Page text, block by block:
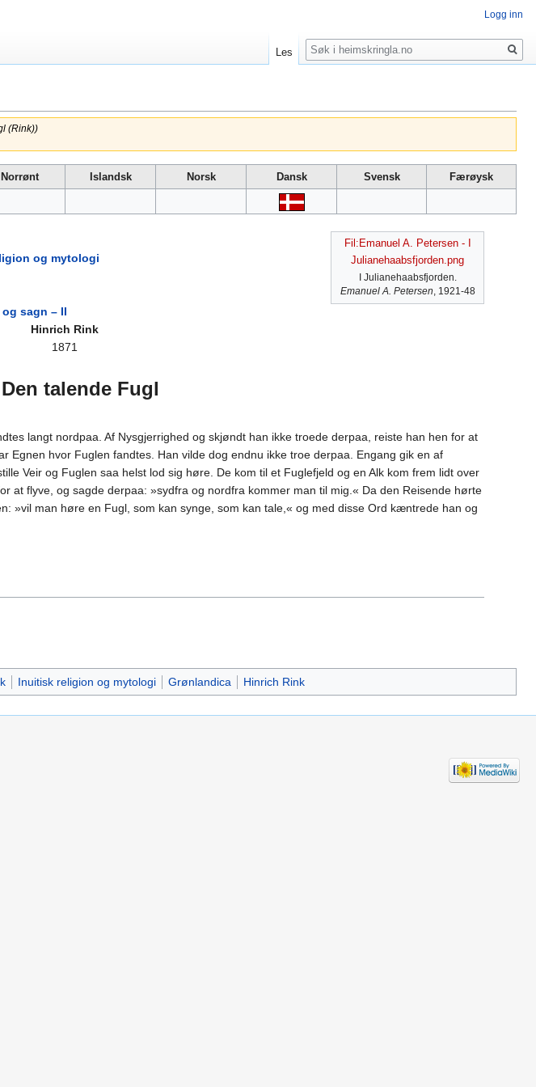
(Rink))
Norrønt Islandsk Norsk Dansk Svensk
Færøysk
Fil:Emanuel A. Petersen - I
Julianehaabsfjorden.png
I Julianehaabsfjorden.
Emanuel A. Petersen, 1921-48
og mytologi
sagn – II
Hinrich Rink
1871
talende Fugl
langt nordpaa. Af Nysgjerrighed og skjøndt han ikke troede derpaa, reiste han hen for at
Egnen hvor Fuglen fandtes. Han vilde dog endnu ikke troe derpaa. Engang gik en af
Veir og Fuglen saa helst lod sig høre. De kom til et Fuglefjeld og en Alk kom frem lidt over
at flyve, og sagde derpaa: »sydfra og nordfra kommer man til mig.« Da den Reisende hørte
»vil man høre en Fugl, som kan synge, som kan tale,« og med disse Ord kæntrede han og
Inuitisk religion og mytologi Grønlandica Hinrich Rink
Logg inn
Les
Søk